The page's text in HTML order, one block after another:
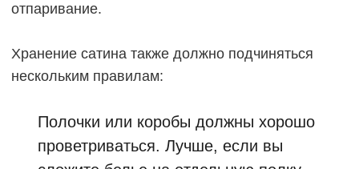
отпаривание.
Хранение сатина также должно подчиняться
нескольким правилам:
Полочки или коробы должны хорошо
проветриваться. Лучше, если вы